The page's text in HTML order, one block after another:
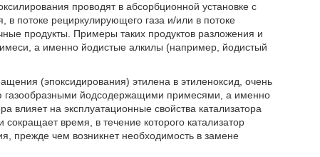
проводят в абсорбционной установке с
потоке рециркулирующего газа и/или в потоке
продукты. Примеры таких продуктов разложения и
а именно йодистые алкилы (например, йодистый
(эпоксидирования) этилена в этиленоксид, очень
газообразными йодсодержащими примесями, а именно
на эксплуатационные свойства катализатора
сокращает время, в течение которого катализатор
прежде чем возникнет необходимость в замене